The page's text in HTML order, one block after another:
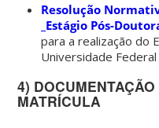
Resolução
_Estágio Pós-
para a realização do
Universidade Federal
4)
MATRÍCULA